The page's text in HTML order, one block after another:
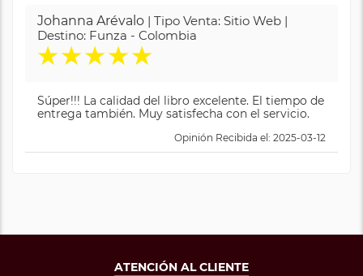
Johanna Arévalo | Tipo Venta: Sitio Web |
Destino: Funza - Colombia
★★★★★
Súper!!! La calidad del libro excelente. El tiempo de
entrega también. Muy satisfecha con el servicio.
Opinión Recibida el: 2025-03-12
ATENCIÓN AL CLIENTE